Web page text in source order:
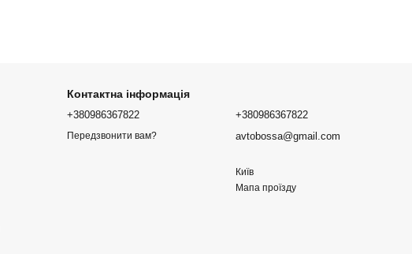
Контактна інформація
+380986367822
Передзвонити вам?
+380986367822
avtobossa@gmail.com
Київ
Мапа проїзду